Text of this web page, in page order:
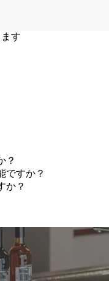
す
？
ですか？
か？